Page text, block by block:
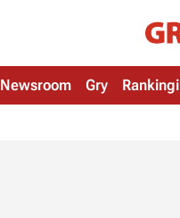
Newsroom Gry Rankingi